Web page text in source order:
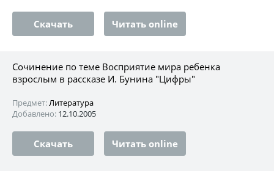
Скачать Читать online
Сочинение по теме Восприятие мира ребенка
взрослым в рассказе И. Бунина "Цифры"
Предмет:Литература
Добавлено: 12.10.2005
Скачать Читать online